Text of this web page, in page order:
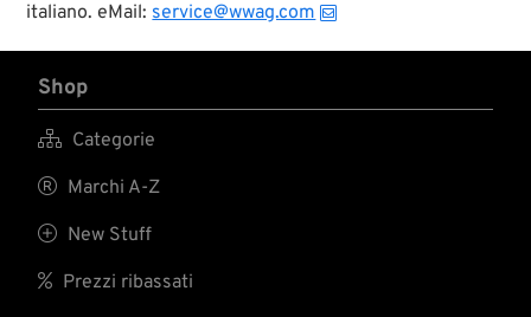
italiano. eMail:service@wwag.com
Shop
 Categorie
 Marchi A-Z
 New Stuff
 Prezzi ribassati